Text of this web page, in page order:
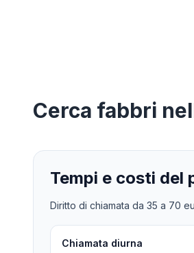
Cerca fabbri
Tempi e costi
Diritto di chiamata da 35 a 70
Chiamata diurna